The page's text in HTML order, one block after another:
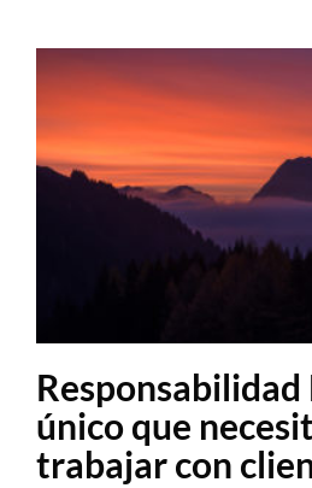
único que
trabajar con